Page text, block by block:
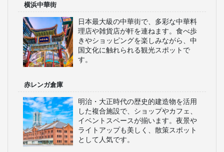
横浜中華街
日本最大級の中華街で、多彩な中華料
理店や雑貨店が軒を連ねます。食べ歩
きやショッピングを楽しみながら、中
国文化に触れられる観光スポットで
す。
赤レンガ倉庫
明治・大正時代の歴史的建造物を活用
した複合施設で、ショップやカフェ、
イベントスペースが揃います。夜景や
ライトアップも美しく、散策スポット
として人気です。